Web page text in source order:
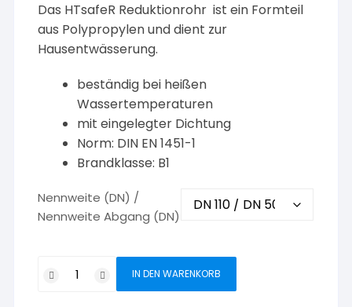
Das HTsafeR Reduktionrohr ist ein Formteil
aus Polypropylen und dient zur
Hausentwässerung.
beständig bei heißen
Wassertemperaturen
mit eingelegter Dichtung
Norm: DIN EN 1451-1
Brandklasse: B1
Nennweite (DN) /
Nennweite Abgang (DN)
HTsafeR
IN DEN WARENKORB